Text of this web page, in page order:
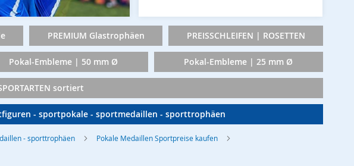
PREMIUM Glastrophäen PREISSCHLEIFEN | ROSETTEN
Pokal-Embleme | 50 mm Ø Pokal-Embleme | 25 mm Ø
sortiert
- sportpokale - sportmedaillen - sporttrophäen
- sporttrophäen
Pokale Medaillen Sportpreise kaufen